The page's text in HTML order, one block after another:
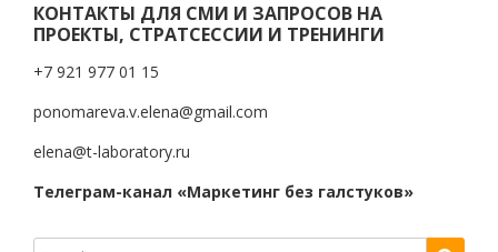
КОНТАКТЫ ДЛЯ СМИ И ЗАПРОСОВ НА
ПРОЕКТЫ, СТРАТСЕССИИ И ТРЕНИНГИ
+7 921 977 01 15
ponomareva.v.elena@gmail.com
elena@t-laboratory.ru
Телеграм-канал «Маркетинг без галстуков»